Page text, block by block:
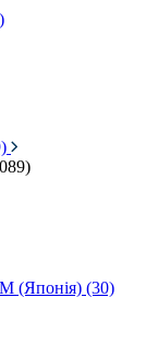
(Японія) (30)